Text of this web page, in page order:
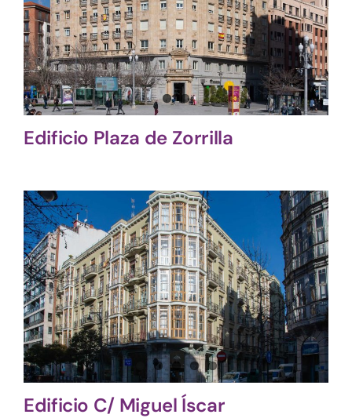
Edificio Plaza de Zorrilla
Edificio C/ Miguel Íscar